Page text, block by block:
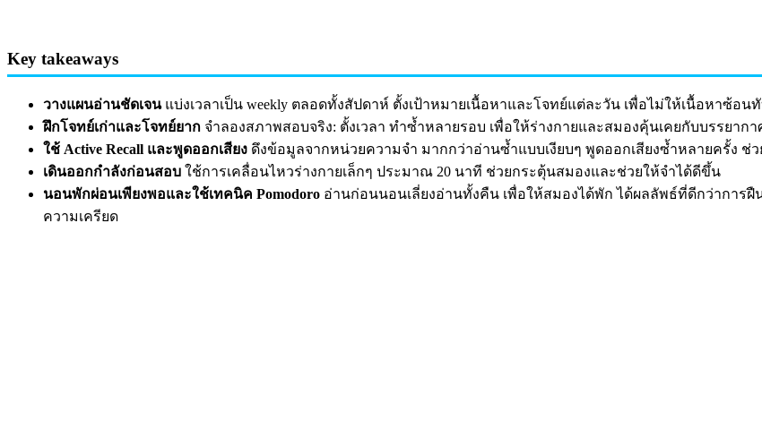
Key takeaways
วางแผนอ่านชัดเจนแบ่งเวลาเป็น weekly ตลอดทั้งสัปดาห์ ตั้งเป้าหมายเนื้อหาและโจทย์แต่ละวัน เพื่อไม่ให้เนื้อหาซ้อน
ฝึกโจทย์เก่าและโจทย์ยาก จำลองสภาพสอบจริง: ตั้งเวลา ทำซ้ำหลายรอบ เพื่อให้ร่างกายและสมองคุ้นเคยกับบรรยาก
ใช้ Active Recall และพูดออกเสียง ดึงข้อมูลจากหน่วยความจำ มากกว่าอ่านซ้ำแบบเงียบๆ พูดออกเสียงซ้ำหลายครั้ง
เดินออกกำลังก่อนสอบ ใช้การเคลื่อนไหวร่างกายเล็กๆ ประมาณ 20 นาที ช่วยกระตุ้นสมองและช่วยให้จำได้ดีขึ้น
นอนพักผ่อนเพียงพอและใช้เทคนิค Pomodoro อ่านก่อนนอนเลี่ยงอ่านทั้งคืน เพื่อให้สมองได้พัก ได้ผลลัพธ์ที่ดีกว่าการฝื
ความเครียด